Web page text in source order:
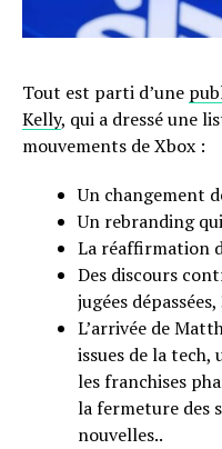
Tout est parti d’une
Kelly, qui a dressé une
mouvements de Xbox :
Un changement
Un rebranding
La réaffirmation
Des discours
jugées
L’arrivée de
issues de la tech,
les franchises
la fermeture des
nouvelles..